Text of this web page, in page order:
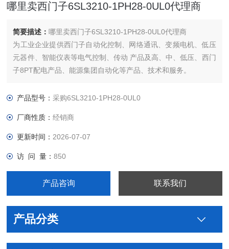
哪里卖西门子6SL3210-1PH28-0UL0代理商
简要描述：哪里卖西门子6SL3210-1PH28-0UL0代理商
为工业企业提供西门子自动化控制、网络通讯、变频电机、低压
元器件、智能仪表等电气控制、传动 产品及高、中、低压、西门
子8PT配电产品、能源集团自动化等产品、技术和服务。
西门子自动化控制、网络通讯、变频电机、低压元器件、智能仪
产品型号： 采购6SL3210-1PH28-0UL0
厂商性质：经销商
更新时间： 2026-07-07
访 问 量：850
产品咨询 联系我们
产品分类